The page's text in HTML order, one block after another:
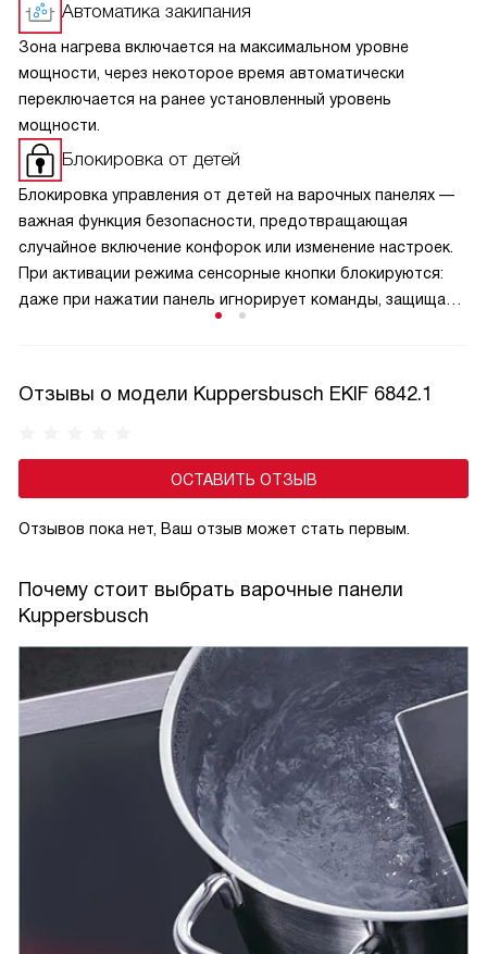
Автоматика закипания
Зона нагрева включается на максимальном уровне
мощности, через некоторое время автоматически
переключается на ранее установленный уровень
мощности.
Блокировка от детей
Блокировка управления от детей на варочных панелях —
важная функция безопасности, предотвращающая
случайное включение конфорок или изменение настроек.
При активации режима сенсорные кнопки блокируются:
даже при нажатии панель игнорирует команды, защищая
случайную деактивацию. Эта функция особенно актуальна
при готовке.
Отзывы о модели Kuppersbusch EKIF 6842.1
ОСТАВИТЬ ОТЗЫВ
Отзывов пока нет, Ваш отзыв может стать первым.
Почему стоит выбрать варочные панели
Kuppersbusch